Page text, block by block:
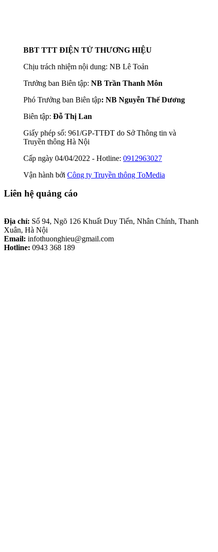
BBT TTT ĐIỆN TỬ THƯƠNG HIỆU
Chịu trách nhiệm nội dung: NB Lê Toản
Trưởng ban Biên tập: NB Trần Thanh Môn
Phó Trưởng ban Biên tập: NB Nguyễn Thế Dương
Biên tập: Đỗ Thị Lan
Giấy phép số: 961/GP-TTĐT do Sở Thông tin và
Truyền thông Hà Nội
Cấp ngày 04/04/2022 - Hotline: 0912963027
Vận hành bởi Công ty Truyền thông ToMedia
Liên hệ quảng cáo
Địa chỉ: Số 94, Ngõ 126 Khuất Duy Tiến, Nhân Chính, Thanh
Xuân, Hà Nội
Email: infothuonghieu@gmail.com
Hotline: 0943 368 189